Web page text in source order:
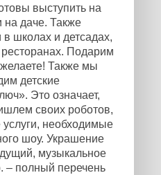
выступить на
на даче. Также
школах и детсадах,
Подарим
Также мы
детские
Это означает,
своих роботов,
необходимые
шоу. Украшение
музыкальное
– полный перечень